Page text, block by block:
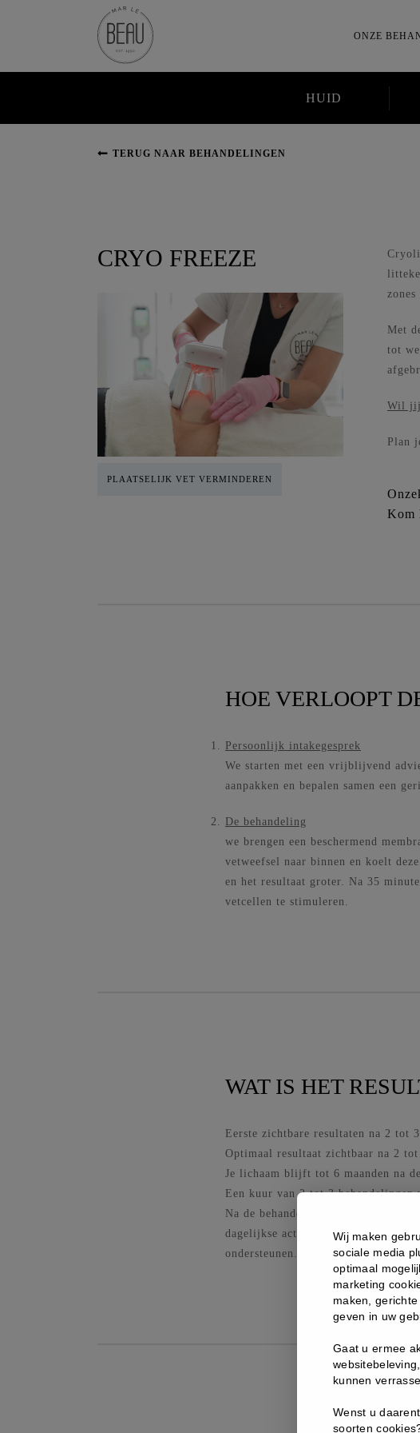
ONZE
HUID
Acne
Minerale make-up
Laser
Peelings
Led
TERUG NAAR BEHANDELINGEN
CRYO FREEZE
PLAATSELIJK VET VERMINDEREN
Met
tot
Wil jij
Plan
Kom
HOE VERLOOPT
Persoonlijk intakegesprek
We starten met een vrijblijvend
aanpakken en bepalen samen een
De behandeling
we brengen een beschermend
vetweefsel naar binnen en koelt
en het resultaat groter. Na 35
vetcellen te stimuleren.
WAT IS HET
Eerste zichtbare resultaten na 2 tot
Optimaal resultaat zichtbaar na 2 tot
Je lichaam blijft tot 6 maanden na
Een kuur van 2 tot 3 behandelingen
Na de behandeling kan de huid
dagelijkse activiteiten hervatten.
ondersteunen.
Wij maken
sociale media
optimaal
marketing
maken,
geven in uw
Gaat u ermee
kunnen
Wenst u
soorten